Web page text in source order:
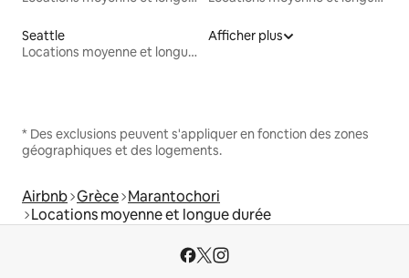
Seattle
Locations moyenne et longue durée
Afficher plus
* Des exclusions peuvent s'appliquer en fonction des zones
géographiques et des logements.
Airbnb Grèce Marantochori
Locations moyenne et longue durée